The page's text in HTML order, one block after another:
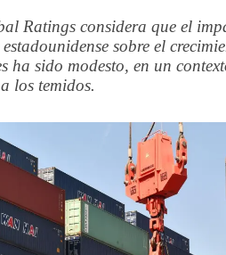
Ratings considera que el
sobre el
ha sido modesto, en un
los temidos.